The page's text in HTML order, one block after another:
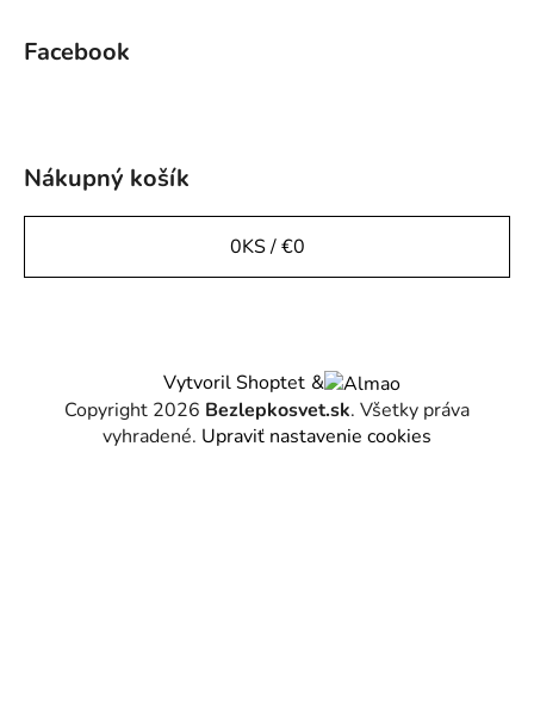
Facebook
Nákupný košík
0KS /€0
Vytvoril Shoptet &
Copyright 2026 Bezlepkosvet.sk. Všetky práva
vyhradené. Upraviť nastavenie cookies